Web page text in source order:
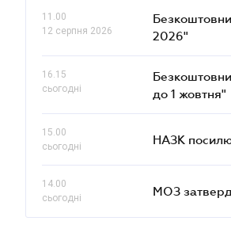
11.00
12 серпня 2026
2026"
16.15
сьогодні
до 1 жовтня"
15.00
сьогодні
НАЗК
14.00
сьогодні
МОЗ